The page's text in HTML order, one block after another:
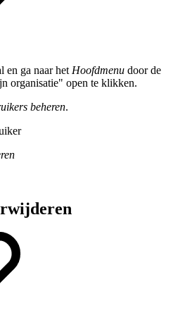
en ga naar het Hoofdmenu door de
organisatie" open te klikken.
beheren.